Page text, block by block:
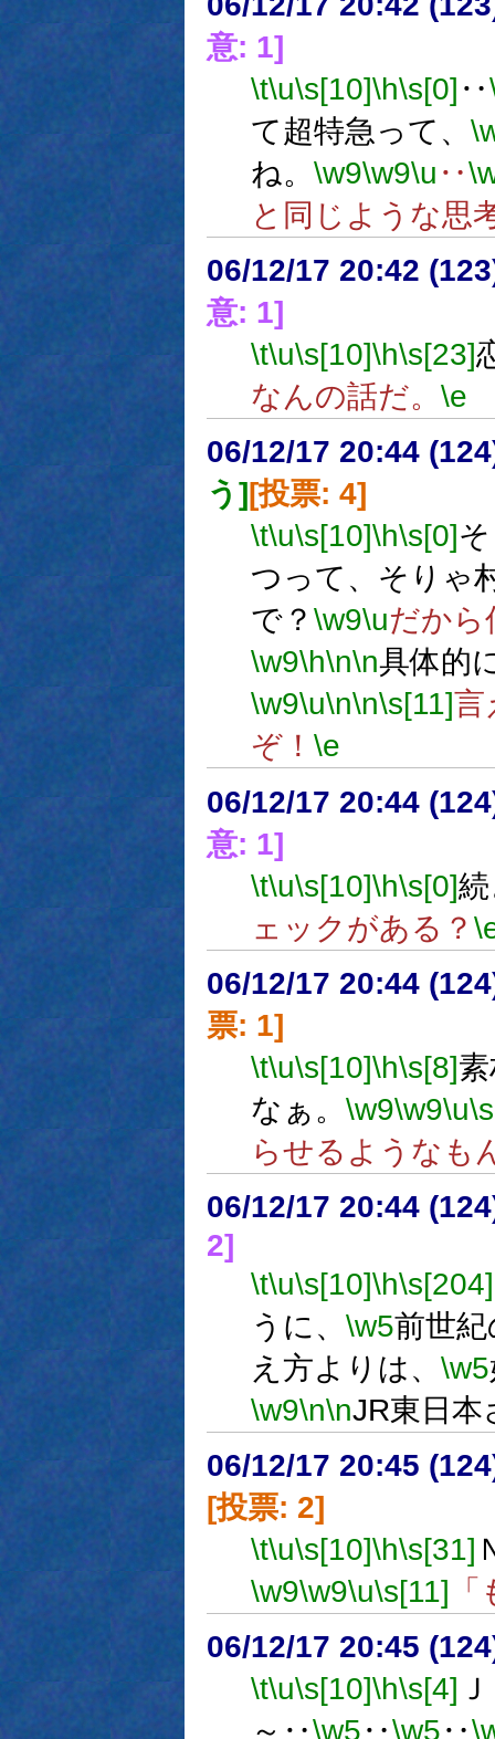
意: 1]
\t\u\s[10]\h\s[0] ‥
て超特急って、
ね。 \w9\w9\u ‥
と同じような思
06/12/17 20:42
意: 1]
\t\u\s[10]\h\s[23]
なんの話だ。 \e
06/12/17 20:44
う] [投票: 4]
\t\u\s[10]\h\s[0]
つって、そりゃ
で？ \w9\uだから
\w9\h\n\n具体的
\w9\u\n\n\s[11]言
ぞ！ \e
06/12/17 20:44
意: 1]
\t\u\s[10]\h\s[0]
ェックがある？
06/12/17 20:44
票: 1]
\t\u\s[10]\h\s[8]
なぁ。 \w9\w9\u
らせるようなも
06/12/17 20:44
2]
\t\u\s[10]\h\s[204]
うに、 \w5前世
え方よりは、 \w5
\w9\n\nJR東日本
06/12/17 20:45
[投票: 2]
\t\u\s[10]\h\s[31]
\w9\w9\u\s[11]
06/12/17 20:45
\t\u\s[10]\h\s[4]
～‥\w5‥\w5‥